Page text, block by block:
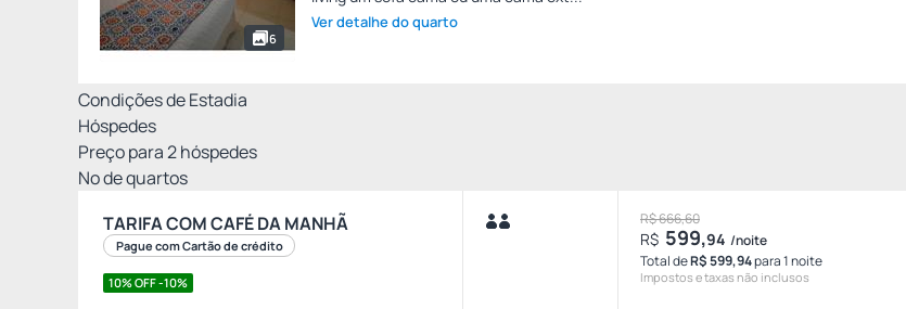
6
Ver detalhe do quarto
Condições de Estadia
Hóspedes
Preço para2hóspedes
Nº de quartos
TARIFA COM CAFÉ DA MANHÃ
Pague com Cartão de crédito
10% OFF -10%
R$ 666,60
R$ 599,94 /noite
Total deR$ 599,94para 1 noite
Impostos e taxas não inclusos